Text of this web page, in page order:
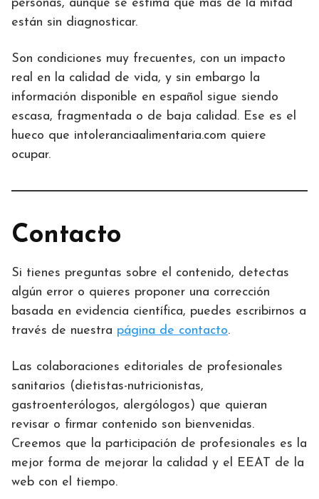
personas, aunque se estima que más de la mitad
están sin diagnosticar.
Son condiciones muy frecuentes, con un impacto
real en la calidad de vida, y sin embargo la
información disponible en español sigue siendo
escasa, fragmentada o de baja calidad. Ese es el
hueco que intoleranciaalimentaria.com quiere
ocupar.
Contacto
Si tienes preguntas sobre el contenido, detectas
algún error o quieres proponer una corrección
basada en evidencia científica, puedes escribirnos a
través de nuestra página de contacto.
Las colaboraciones editoriales de profesionales
sanitarios (dietistas-nutricionistas,
gastroenterólogos, alergólogos) que quieran
revisar o firmar contenido son bienvenidas.
Creemos que la participación de profesionales es la
mejor forma de mejorar la calidad y el EEAT de la
web con el tiempo.